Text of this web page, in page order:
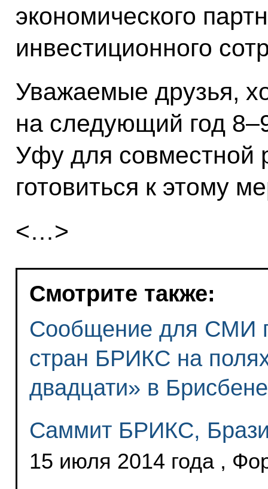
экономического
инвестиционного
Уважаемые друзья,
на следующий год
Уфу для совместной
готовиться к этому
<…>
Смотрите также:
Сообщение для СМИ
стран БРИКС на
двадцати» в Брисбене
Саммит БРИКС,
15 июля 2014 года ,